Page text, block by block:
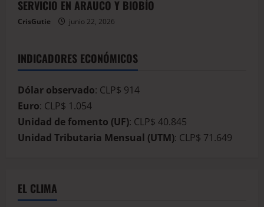
SERVICIO EN ARAUCO Y BIOBÍO
CrisGutie junio 22, 2026
INDICADORES ECONÓMICOS
Dólar observado: CLP$ 914
Euro: CLP$ 1.054
Unidad de fomento (UF): CLP$ 40.845
Unidad Tributaria Mensual (UTM): CLP$ 71.649
EL CLIMA